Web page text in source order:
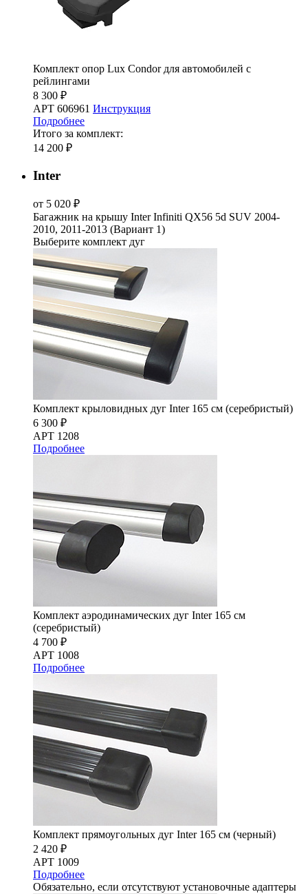
Комплект опор Lux Condor для автомобилей с
рейлингами
8 300 ₽
АРТ 606961 Инструкция
Подробнее
Итого за комплект:
14 200 ₽
Inter
от 5 020 ₽
Багажник на крышу Inter Infiniti QX56 5d SUV 2004-
2010, 2011-2013 (Вариант 1)
Выберите комплект дуг
Комплект крыловидных дуг Inter 165 см (серебристый)
6 300 ₽
АРТ 1208
Подробнее
Комплект аэродинамических дуг Inter 165 см
(серебристый)
4 700 ₽
АРТ 1008
Подробнее
Комплект прямоугольных дуг Inter 165 см (черный)
2 420 ₽
АРТ 1009
Подробнее
Обязательно, если отсутствуют установочные адаптеры